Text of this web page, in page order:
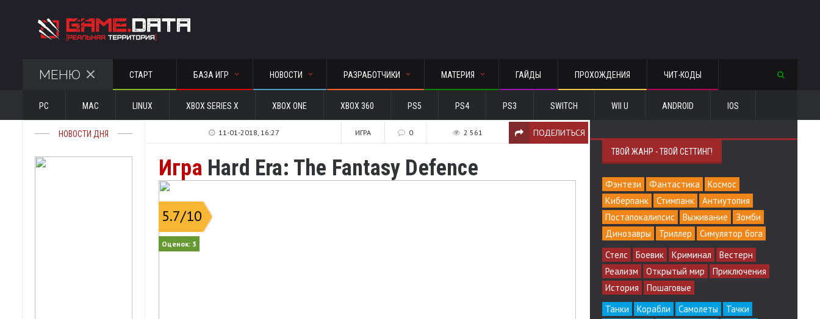
МЕНЮ СТАРТ БАЗА ИГР НОВОСТИ РАЗРАБОТЧИКИ МАТЕРИЯ ГАЙДЫ ПРОХОЖДЕНИЯ ЧИТ-КОДЫ
PC MAC LINUX XBOX SERIES X XBOX ONE XBOX 360 PS5 PS4 PS3 SWITCH WII U ANDROID IOS
НОВОСТИ ДНЯ 11-01-2018, 16:27 ИГРА 0 2 561 ПОДЕЛИТЬСЯ
Игра Hard Era: The Fantasy Defence
5.7/10
Оценок: 3
ТВОЙ ЖАНР - ТВОЙ СЕТТИНГ!
Фэнтези Фантастика
Космос
Киберпанк
Стимпанк
Антиутопия
Постапокалипсис
Выживание
Зомби
Динозавры
Триллер
Симулятор бога
Стелс
Боевик Криминал
Вестерн
Реализм
Открытый мир
Приключения
История
Пошаговые
Танки
Корабли Самолеты
Тачки